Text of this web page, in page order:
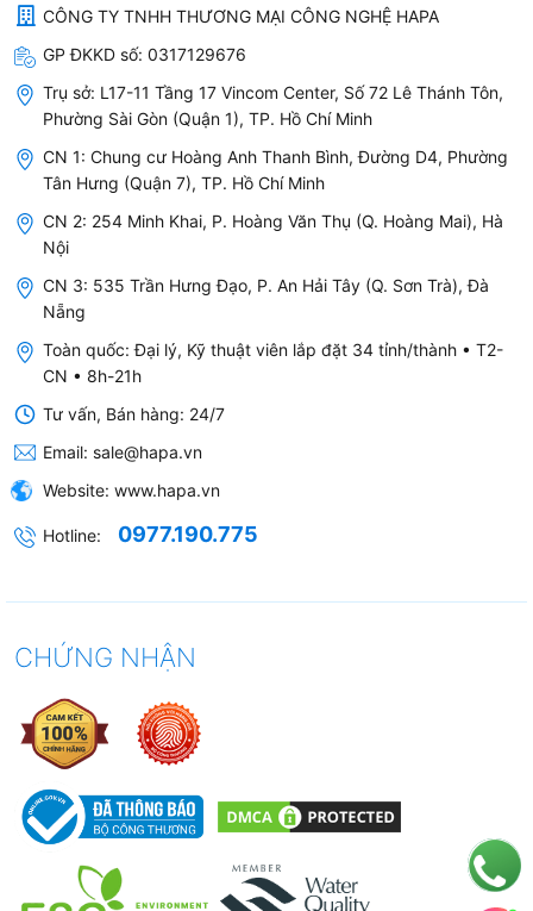
CÔNG TY TNHH THƯƠNG MẠI CÔNG NGHỆ HAPA
GP ĐKKD số: 0317129676
Trụ sở: L17-11 Tầng 17 Vincom Center, Số 72 Lê Thánh Tôn,
Phường Sài Gòn (Quận 1), TP. Hồ Chí Minh
CN 1: Chung cư Hoàng Anh Thanh Bình, Đường D4, Phường
Tân Hưng (Quận 7), TP. Hồ Chí Minh
CN 2: 254 Minh Khai, P. Hoàng Văn Thụ (Q. Hoàng Mai), Hà
Nội
CN 3: 535 Trần Hưng Đạo, P. An Hải Tây (Q. Sơn Trà), Đà
Nẵng
Toàn quốc: Đại lý, Kỹ thuật viên lắp đặt 34 tỉnh/thành • T2-
CN • 8h-21h
Tư vấn, Bán hàng: 24/7
Email: sale@hapa.vn
Website: www.hapa.vn
Hotline: 0977.190.775
CHỨNG NHẬN